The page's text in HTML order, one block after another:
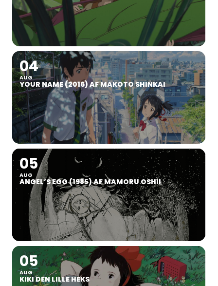
04
AUG
YOUR NAME (2016) AF MAKOTO SHINKAI
05
AUG
ANGEL’S EGG (1985) AF MAMORU OSHII
05
AUG
KIKI DEN LILLE HEKS